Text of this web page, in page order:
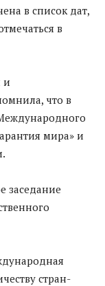
в список дат,
в
и
что в
Международного
мира» и
заседание
стран-